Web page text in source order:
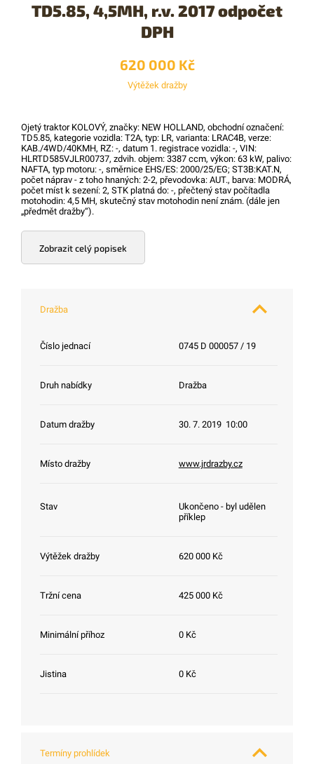
TD5.85, 4,5MH, r.v. 2017 odpočet
DPH
620 000 Kč
Výtěžek dražby
Ojetý traktor KOLOVÝ, značky: NEW HOLLAND, obchodní označení:
TD5.85, kategorie vozidla: T2A, typ: LR, varianta: LRAC4B, verze:
KAB./4WD/40KMH, RZ: -, datum 1. registrace vozidla: -, VIN:
HLRTD585VJLR00737, zdvih. objem: 3387 ccm, výkon: 63 kW, palivo:
NAFTA, typ motoru: -, směrnice EHS/ES: 2000/25/EG; ST3B:KAT.N,
počet náprav - z toho hnaných: 2-2, převodovka: AUT., barva: MODRÁ,
počet míst k sezení: 2, STK platná do: -, přečtený stav počítadla
motohodin: 4,5 MH, skutečný stav motohodin není znám. (dále jen
„předmět dražby“).
Zobrazit celý popisek
Dražba
Číslo jednací 0745 D 000057 / 19
Druh nabídky Dražba
Datum dražby 30. 7. 2019 10:00
Místo dražby www.jrdrazby.cz
Stav
Ukončeno - byl udělen
příklep
Výtěžek dražby 620 000 Kč
Tržní cena 425 000 Kč
Minimální příhoz 0 Kč
Jistina 0 Kč
Termíny prohlídek